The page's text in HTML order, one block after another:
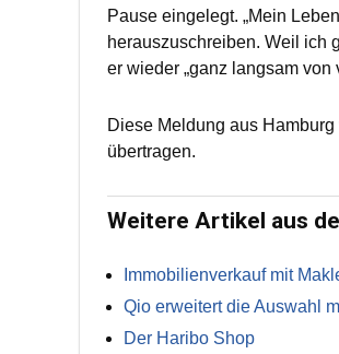
Pause eingelegt. „Mein
herauszuschreiben. Weil ich
er wieder „ganz langsam von
Diese Meldung aus
übertragen.
Weitere Artikel aus
Immobilienverkauf mit
Qio erweitert die Auswahl
Der Haribo Shop